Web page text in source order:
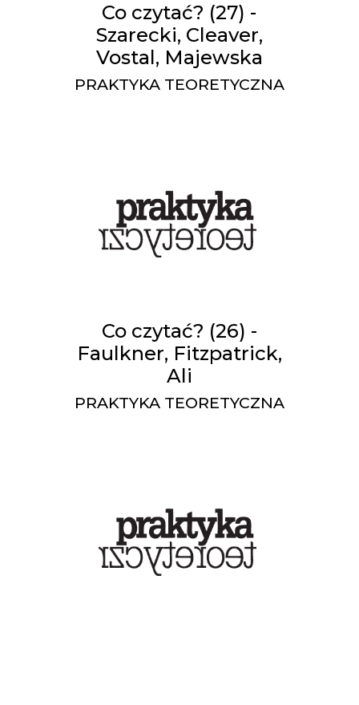
Co czytać? (27) -
Szarecki, Cleaver,
Vostal, Majewska
PRAKTYKA TEORETYCZNA
Co czytać? (26) -
Faulkner, Fitzpatrick,
Ali
PRAKTYKA TEORETYCZNA